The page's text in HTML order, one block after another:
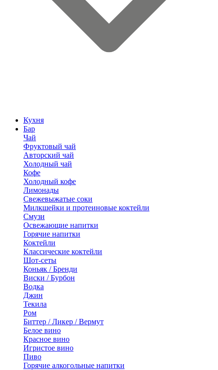
Кухня
Бар
Чай
Фруктовый чай
Авторский чай
Холодный чай
Кофе
Холодный кофе
Лимонады
Свежевыжатые соки
Милкшейки и протеиновые коктейли
Смузи
Освежающие напитки
Горячие напитки
Коктейли
Классические коктейли
Шот-сеты
Коньяк / Бренди
Виски / Бурбон
Водка
Джин
Текила
Ром
Биттер / Ликер / Вермут
Белое вино
Красное вино
Игристое вино
Пиво
Горячие алкогольные напитки